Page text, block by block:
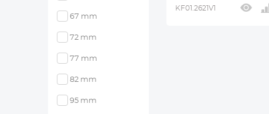
67 mm
72 mm
77 mm
82 mm
95 mm
DSLR-Kameraer i
KF01.2621V1